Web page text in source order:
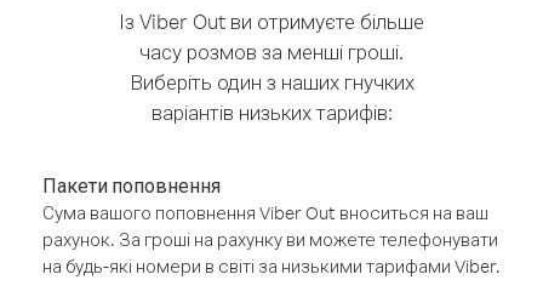
Із Viber Out ви отримуєте більше
часу розмов за менші гроші.
Виберіть один з наших гнучких
варіантів низьких тарифів:
Пакети поповнення
Сума вашого поповнення Viber Out вноситься на ваш
рахунок. За гроші на рахунку ви можете телефонувати
на будь-які номери в світі за низькими тарифами Viber.